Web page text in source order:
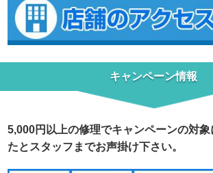
キャンペーン情報
5,000円以上の修理でキャンペーンの対
たとスタッフまでお声掛け下さい。